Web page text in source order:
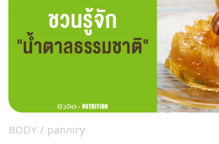
BODY / panniry